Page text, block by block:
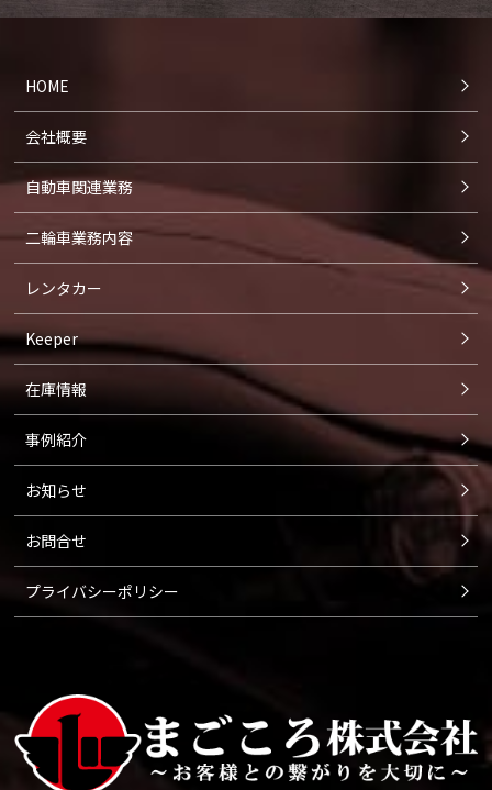
HOME
会社概要
自動車関連業務
二輪車業務内容
レンタカー
Keeper
在庫情報
事例紹介
お知らせ
お問合せ
プライバシーポリシー